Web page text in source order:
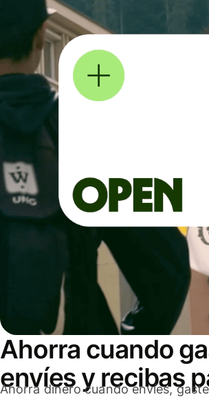
Ahorra cuando
envíes y recibas
Ahorra dinero cuando envíes,